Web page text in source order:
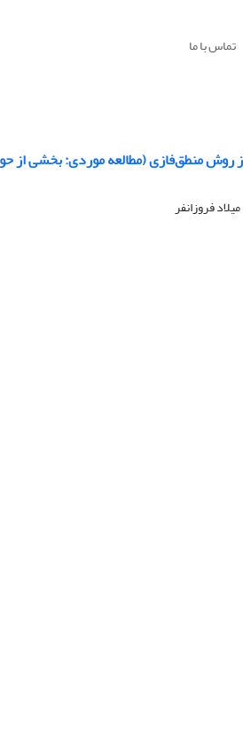
تماس با ما
روش منطق‌فازی (مطالعه موردی: بخشی از
فروزانفر